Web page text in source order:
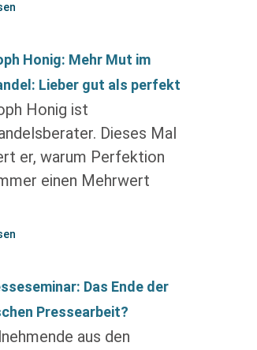
Honig: Mehr Mut im
Lieber gut als perfekt
Honig ist
Dieses Mal
er, warum Perfektion
einen Mehrwert
Das Ende der
Pressearbeit?
aus den